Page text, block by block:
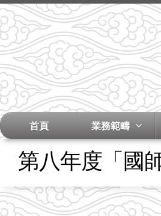
首頁 業務範疇
第八年度「國